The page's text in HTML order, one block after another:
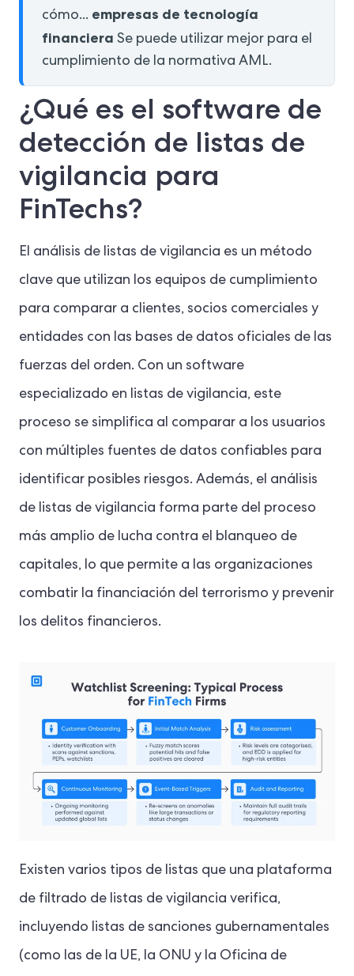
cómo... empresas de tecnología
financiera Se puede utilizar mejor para el
cumplimiento de la normativa AML.
¿Qué es el software de
detección de listas de
vigilancia para
FinTechs?
El análisis de listas de vigilancia es un método
clave que utilizan los equipos de cumplimiento
para comparar a clientes, socios comerciales y
entidades con las bases de datos oficiales de las
fuerzas del orden. Con un software
especializado en listas de vigilancia, este
proceso se simplifica al comparar a los usuarios
con múltiples fuentes de datos confiables para
identificar posibles riesgos. Además, el análisis
de listas de vigilancia forma parte del proceso
más amplio de lucha contra el blanqueo de
capitales, lo que permite a las organizaciones
combatir la financiación del terrorismo y prevenir
los delitos financieros.
Existen varios tipos de listas que una plataforma
de filtrado de listas de vigilancia verifica,
incluyendo listas de sanciones gubernamentales
(como las de la UE, la ONU y la Oficina de